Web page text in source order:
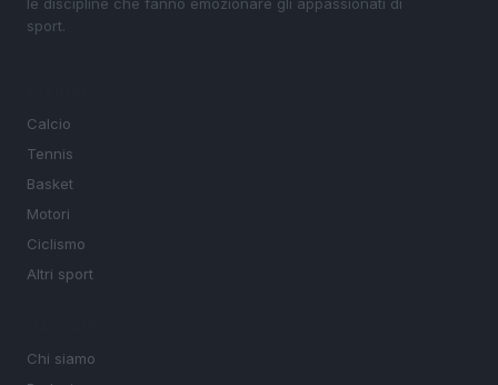
le discipline che fanno emozionare gli appassionati di
sport.
Calcio
Tennis
Basket
Motori
Ciclismo
Altri sport
Chi siamo